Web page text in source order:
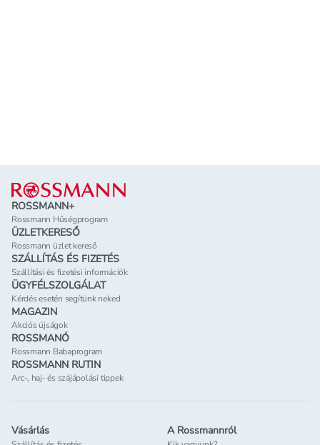
Lábléc
ROSSMANN+
Rossmann Hűségprogram
ÜZLETKERESŐ
Rossmann üzlet kereső
SZÁLLÍTÁS ÉS FIZETÉS
Szállítási és fizetési információk
ÜGYFÉLSZOLGÁLAT
Kérdés esetén segítünk neked
MAGAZIN
Akciós újságok
ROSSMANÓ
Rossmann Babaprogram
ROSSMANN RUTIN
Arc-, haj- és szájápolási tippek
Vásárlás A Rossmannról